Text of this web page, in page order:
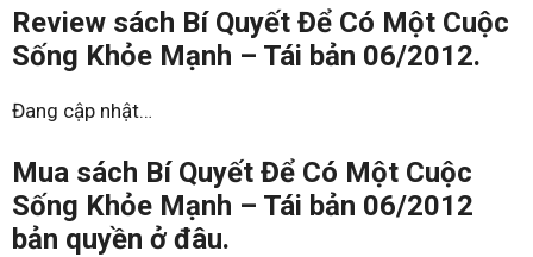
Review sách Bí Quyết Để Có Một Cuộc
Sống Khỏe Mạnh – Tái bản 06/2012.
Đang cập nhật…
Mua sách Bí Quyết Để Có Một Cuộc
Sống Khỏe Mạnh – Tái bản 06/2012
bản quyền ở đâu.